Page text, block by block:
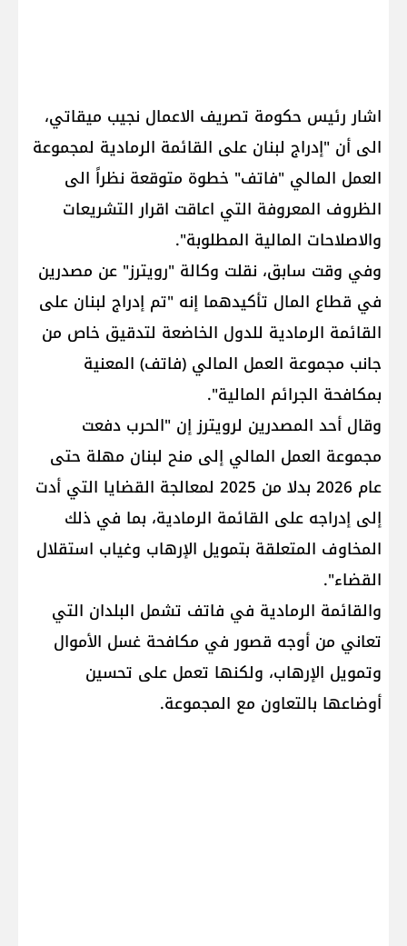
اشار رئيس حكومة تصريف الاعمال نجيب ميقاتي،
الى أن "إدراج لبنان على القائمة الرمادية لمجموعة
العمل المالي "فاتف" خطوة متوقعة نظراً الى
الظروف المعروفة التي اعاقت اقرار التشريعات
والاصلاحات المالية المطلوبة".
وفي وقت سابق، نقلت وكالة "رويترز" عن مصدرين
في قطاع المال تأكيدهما إنه "تم إدراج لبنان على
القائمة الرمادية للدول الخاضعة لتدقيق خاص من
جانب مجموعة العمل المالي (فاتف) المعنية
بمكافحة الجرائم المالية".
وقال أحد المصدرين لرويترز إن "الحرب دفعت
مجموعة العمل المالي إلى منح لبنان مهلة حتى
عام 2026 بدلا من 2025 لمعالجة القضايا التي أدت
إلى إدراجه على القائمة الرمادية، بما في ذلك
المخاوف المتعلقة بتمويل الإرهاب وغياب استقلال
القضاء".
والقائمة الرمادية في فاتف تشمل البلدان التي
تعاني من أوجه قصور في مكافحة غسل الأموال
وتمويل الإرهاب، ولكنها تعمل على تحسين
أوضاعها بالتعاون مع المجموعة.